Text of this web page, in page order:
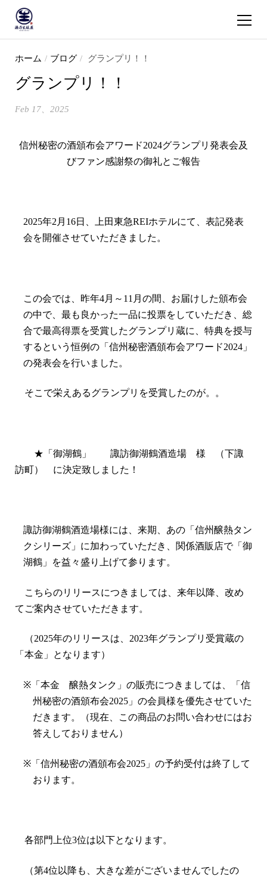
ショッピ
ホーム / ブログ / グランプリ！！
グランプリ！！
Feb 17、2025
信州秘密の酒頒布会アワード2024グランプリ発表会及
びファン感謝祭の御礼とご報告
2025年2 月 16日、上田東急REIホテルにて、表記発表
会を開催させていただきました。
この会では、昨年4月～ 11 月の間、お届けした頒布会
の中で、最も良かった一品に投票をしていただき、総
合で最高得票を受賞したグランプリ蔵に、特典を授与
するという恒例の「信州秘密酒頒布会アワード2024 」
の発表会を行いました。
そこで栄えあるグランプリを受賞したのが。。
★「御湖鶴」 諏訪御湖鶴酒造場 様 （下諏
訪町） に決定致しました！
諏訪御湖鶴酒造場様には、来期、あの「信州醸熱タン
クシリーズ」に加わっていただき、関係酒販店で「御
湖鶴」を益々盛り上げて参ります。
こちらのリリースにつきましては、来年以降、改め
てご案内させていただきます。
（2025年のリリースは、 2023年グランプリ受賞蔵の
「本金」となります）
※ 「本金 醸熱タンク」の販売につきましては、「信
州秘密の酒頒布会2025 」の会員様を優先させていた
だきます。（現在、この商品のお問い合わせにはお
答えしておりません）
※ 「信州秘密の酒頒布会2025 」の予約受付は終了して
おります。
各部門上位3位は以下となります。
（第4位以降も、大きな差がございませんでしたの